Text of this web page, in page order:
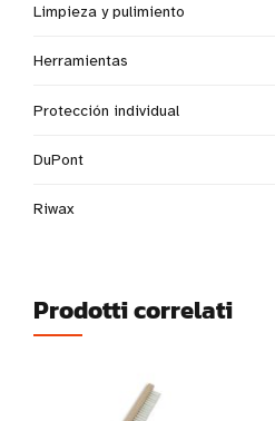
Limpieza y pulimiento
Herramientas
Protección individual
DuPont
Riwax
Prodotti correlati